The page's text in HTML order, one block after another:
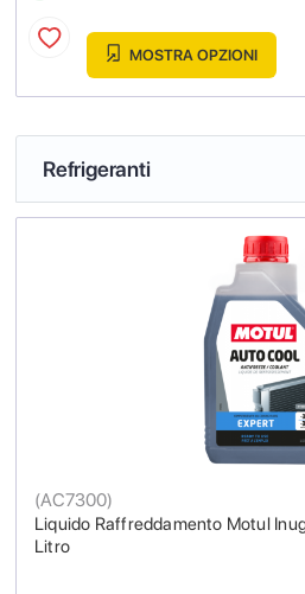
MOSTRA OPZIONI
Refrigeranti
Liquido Raffreddamento Motul
Litro
(AC7300)